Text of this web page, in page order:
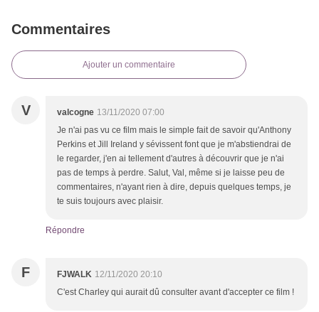
Commentaires
Ajouter un commentaire
V valcogne 13/11/2020 07:00
Je n'ai pas vu ce film mais le simple fait de savoir qu'Anthony
Perkins et Jill Ireland y sévissent font que je m'abstiendrai de
le regarder, j'en ai tellement d'autres à découvrir que je n'ai
pas de temps à perdre. Salut, Val, même si je laisse peu de
commentaires, n'ayant rien à dire, depuis quelques temps, je
te suis toujours avec plaisir.
Répondre
F FJWALK 12/11/2020 20:10
C'est Charley qui aurait dû consulter avant d'accepter ce film !